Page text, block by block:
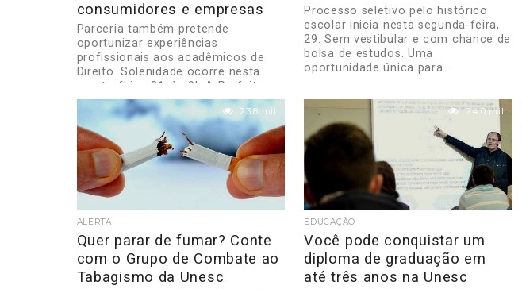
consumidores e empresas
Parceria também pretende
oportunizar experiências
profissionais aos acadêmicos de
Direito. Solenidade ocorre nesta
quarta-feira, 31, às 9h A Prefeitura
de Criciúma, via...
Processo seletivo pelo histórico
escolar inicia nesta segunda-feira,
29. Sem vestibular e com chance de
bolsa de estudos. Uma
oportunidade única para...
23.8 mil
ALERTA
Quer parar de fumar? Conte
com o Grupo de Combate ao
Tabagismo da Unesc
24.0 mil
EDUCAÇÃO
Você pode conquistar um
diploma de graduação em
até três anos na Unesc